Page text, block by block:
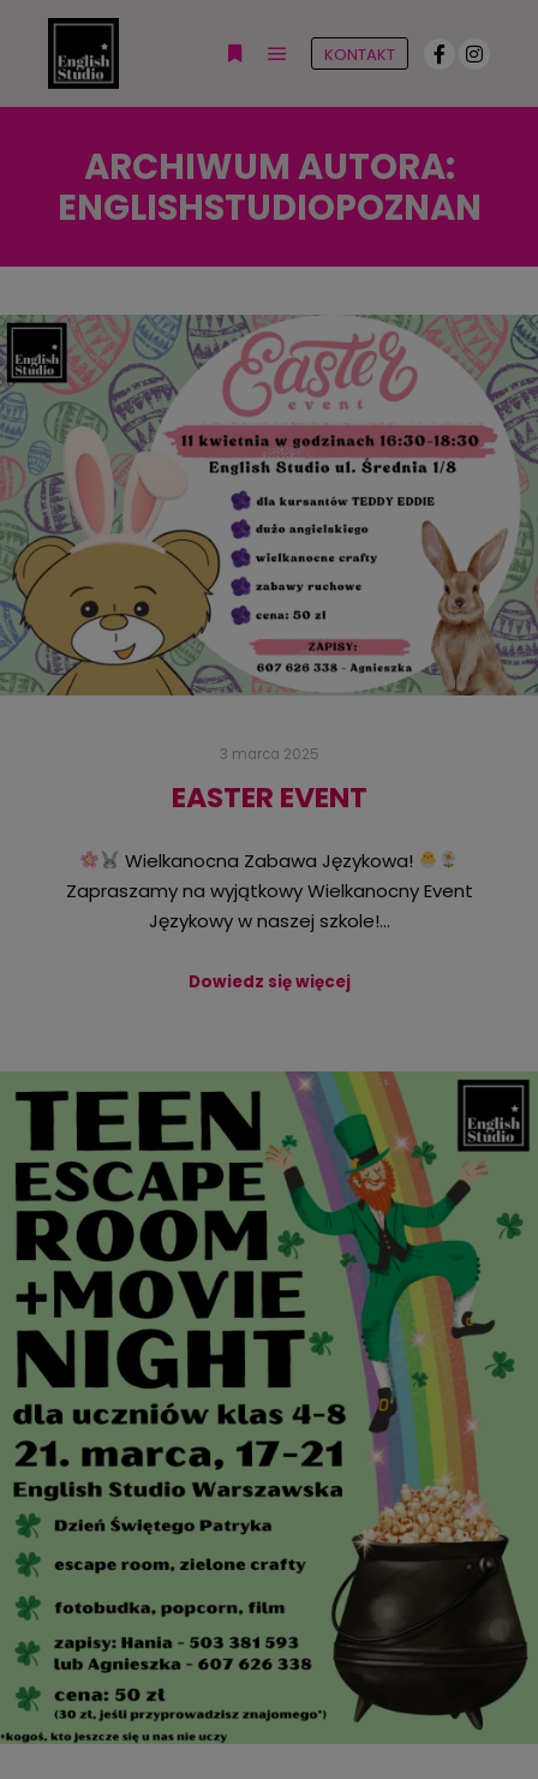
KONTAKT
ARCHIWUM AUTORA:
ENGLISHSTUDIOPOZNAN
3 marca 2025
EASTER EVENT
Wielkanocna Zabawa Językowa!
Zapraszamy na wyjątkowy Wielkanocny Event
Językowy w naszej szkole!…
Dowiedz się więcej